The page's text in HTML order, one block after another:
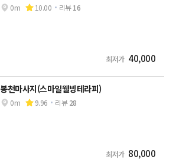
0m 10.00 리뷰16
최저가 40,000
봉천마사지(스마일웰빙테라피)
0m 9.96 리뷰28
최저가 80,000